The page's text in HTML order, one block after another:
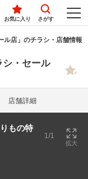
お気に入り さがす
ル店」のチラシ・店舗情報
シ・セール
店舗詳細
もの特
1/1
拡大